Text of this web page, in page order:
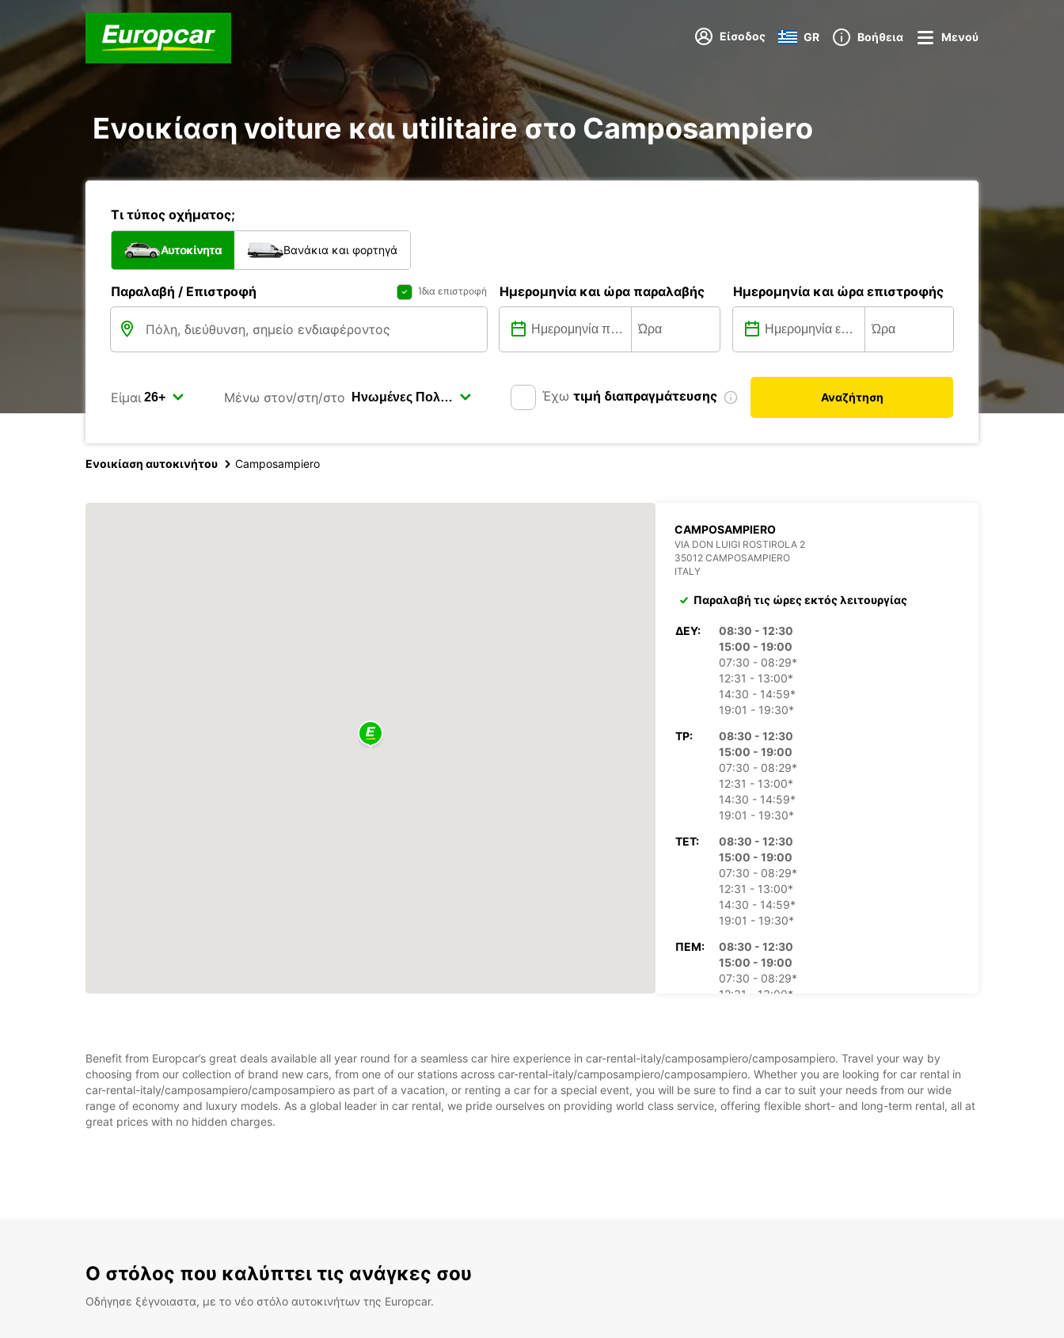
Είσοδος GR Βοήθεια Μενού
Ενοικίαση voiture και utilitaire στο Camposampiero
Τι τύπος οχήματος;
Αυτοκίνητα Βανάκια και φορτηγά
Παραλαβή / Επιστροφή Ίδια επιστροφή Ημερομηνία και ώρα παραλαβής Ημερομηνία και ώρα επιστροφής
Είμαι Μένω στον/στη/στο Έχω τιμή διαπραγμάτευσης Αναζήτηση
Ενοικίαση αυτοκινήτου Camposampiero
CAMPOSAMPIERO
VIA DON LUIGI ROSTIROLA 2
35012 CAMPOSAMPIERO
ITALY
Παραλαβή τις ώρες εκτός λειτουργίας
ΔΕΥ:
08:30 - 12:30
15:00 - 19:00
07:30 - 08:29*
12:31 - 13:00*
14:30 - 14:59*
19:01 - 19:30*
ΤΡ:
08:30 - 12:30
15:00 - 19:00
07:30 - 08:29*
12:31 - 13:00*
14:30 - 14:59*
19:01 - 19:30*
ΤΕΤ:
08:30 - 12:30
15:00 - 19:00
07:30 - 08:29*
12:31 - 13:00*
14:30 - 14:59*
19:01 - 19:30*
ΠΈΜ:
08:30 - 12:30
15:00 - 19:00
07:30 - 08:29*
12:31 - 13:00*
08:30 - 12:30
15:00 - 19:00
07:30 - 08:29*
12:31 - 13:00*
14:30 - 14:59*
Benefit from Europcar’s great deals available all year round for a seamless car hire experience in car-rental-italy/camposampiero/camposampiero. Travel your way by
choosing from our collection of brand new cars, from one of our stations across car-rental-italy/camposampiero/camposampiero. Whether you are looking for car rental in
car-rental-italy/camposampiero/camposampiero as part of a vacation, or renting a car for a special event, you will be sure to find a car to suit your needs from our wide
range of economy and luxury models. As a global leader in car rental, we pride ourselves on providing world class service, offering flexible short- and long-term rental, all at
great prices with no hidden charges.
Ο στόλος που καλύπτει τις ανάγκες σου
Οδήγησε ξέγνοιαστα, με το νέο στόλο αυτοκινήτων της Europcar.